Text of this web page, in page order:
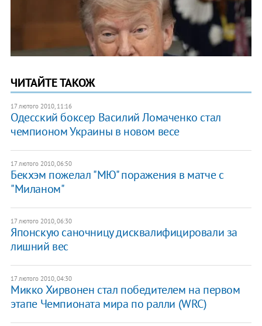
ЧИТАЙТЕ ТАКОЖ
17 лютого 2010, 11:16
Одесский боксер Василий Ломаченко стал
чемпионом Украины в новом весе
17 лютого 2010, 06:50
Бекхэм пожелал "МЮ" поражения в матче с
"Миланом"
17 лютого 2010, 06:30
Японскую саночницу дисквалифицировали за
лишний вес
17 лютого 2010, 04:30
Микко Хирвонен стал победителем на первом
этапе Чемпионата мира по ралли (WRC)